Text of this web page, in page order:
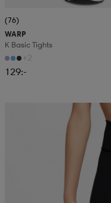
(76)
WARP
K Basic Tights
+2
129:-